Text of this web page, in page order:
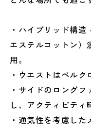
・ハイブリッド構
エステルコットン）
用。
・ウエストはベルク
・サイドのロング
し、アクティビティ
・通気性を考慮し